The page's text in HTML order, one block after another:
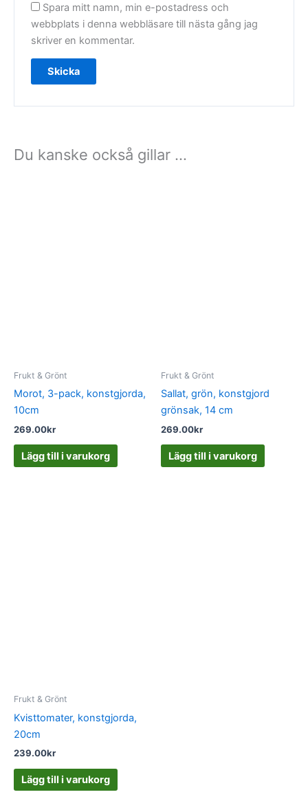
Spara mitt namn, min e-postadress och
webbplats i denna webbläsare till nästa gång jag
skriver en kommentar.
Du kanske också gillar …
Frukt & Grönt
Morot, 3-pack, konstgjorda,
10cm
269.00kr
Lägg till i varukorg
Frukt & Grönt
Sallat, grön, konstgjord
grönsak, 14 cm
269.00kr
Lägg till i varukorg
Frukt & Grönt
Kvisttomater, konstgjorda,
20cm
239.00kr
Lägg till i varukorg